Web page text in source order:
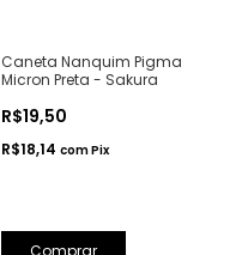
Caneta Nanquim Pigma
Micron Preta - Sakura
R$19,50
R$18,14 comPix
Comprar